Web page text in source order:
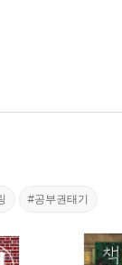
#공부권태기